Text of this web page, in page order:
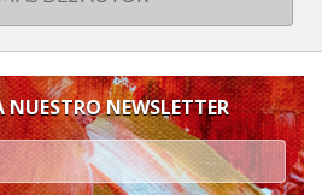
NUESTRO NEWSLETTER